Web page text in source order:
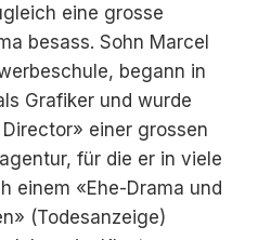
eine grosse
besass. Sohn Marcel
begann in
Grafiker und wurde
einer grossen
für die er in viele
einem «Ehe-Drama und
(Todesanzeige)